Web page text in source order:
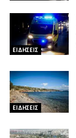
ΕΙΔΗΣΕΙΣ
ΕΙΔΗΣΕΙΣ